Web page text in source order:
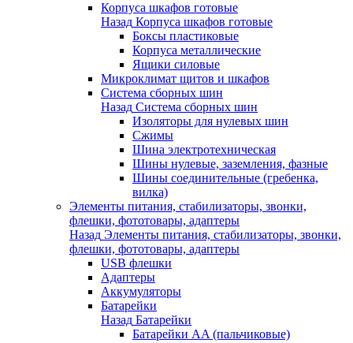
Корпуса шкафов готовые
Назад Корпуса шкафов готовые
Боксы пластиковые
Корпуса металлические
Ящики силовые
Микроклимат щитов и шкафов
Система сборных шин
Назад Система сборных шин
Изоляторы для нулевых шин
Сжимы
Шина электротехническая
Шины нулевые, заземления, фазные
Шины соединительные (гребенка,
вилка)
Элементы питания, стабилизаторы, звонки,
флешки, фототовары, адаптеры
Назад Элементы питания, стабилизаторы, звонки,
флешки, фототовары, адаптеры
USB флешки
Адаптеры
Аккумуляторы
Батарейки
Назад Батарейки
Батарейки AA (пальчиковые)